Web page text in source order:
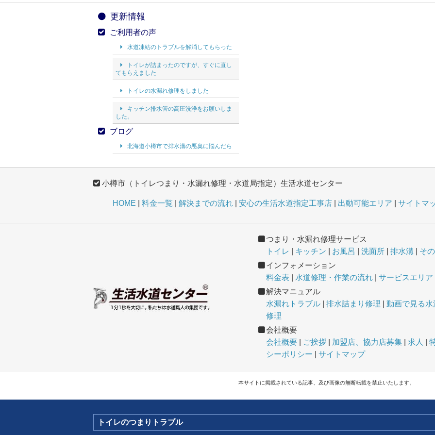
更新情報
ご利用者の声
水道凍結のトラブルを解消してもらった
トイレが詰まったのですが、すぐに直し
てもらえました
トイレの水漏れ修理をしました
キッチン排水管の高圧洗浄をお願いしま
した。
ブログ
北海道小樽市で排水溝の悪臭に悩んだら
小樽市（トイレつまり・水漏れ修理・水道局指定）生活水道センター
HOME 料金一覧 解決までの流れ 安心の生活水道指定工事店 出動可能エリア サイトマ
つまり・水漏れ修理サービス
トイレ
キッチン お風呂 洗面所 排水溝
そ
インフォメーション
料金表
水道修理・作業の流れ
サービスエリア
解決マニュアル
水漏れトラブル
排水詰まり修理
動画で見る
修理
会社概要
会社概要
ご挨拶 加盟店、協力店募集 求人
シーポリシー
サイトマップ
本サイトに掲載されている記事、及び画像の無断転載を禁止いたします。
トイレのつまりトラブル